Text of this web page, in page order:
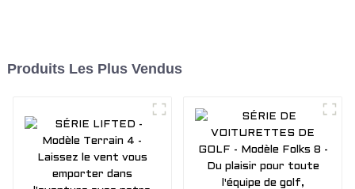
Produits Les Plus Vendus